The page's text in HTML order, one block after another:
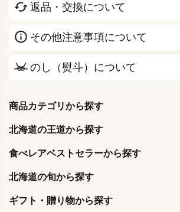
返品・交換について
その他注意事項について
のし（熨斗）について
商品カテゴリから探す
北海道の王道から探す
食べレアベストセラーから探す
北海道の旬から探す
ギフト・贈り物から探す